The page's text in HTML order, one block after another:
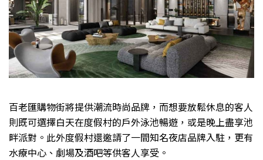
百老匯購物街將提供潮流時尚品牌，而想要放鬆休息的客人
則既可選擇白天在度假村的戶外泳池暢遊，或是晚上盡享池
畔派對。此外度假村還邀請了一間知名夜店品牌入駐，更有
水療中心、劇場及酒吧等供客人享受。